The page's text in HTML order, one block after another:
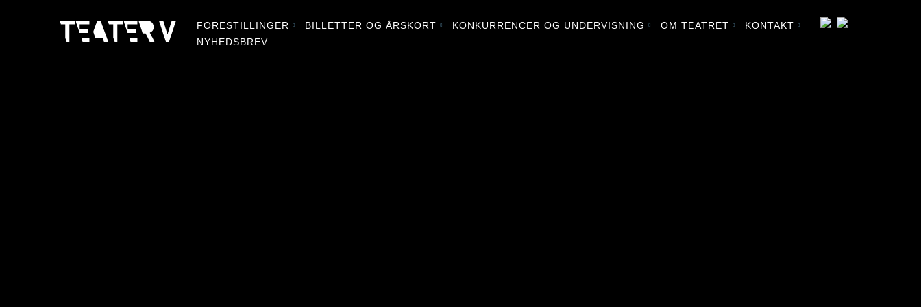
FORESTILLINGER BILLETTER OG ÅRSKORT KONKURRENCER OG UNDERVISNING OM TEATRET
KONTAKT
NYHEDSBREV